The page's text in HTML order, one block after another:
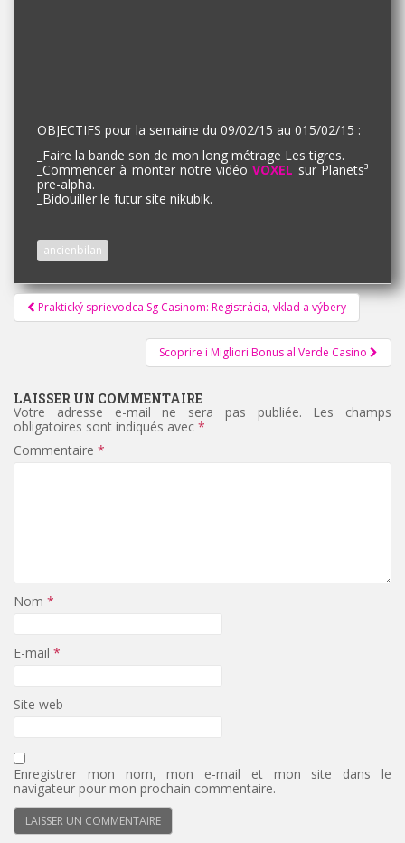
OBJECTIFS pour la semaine du 09/02/15 au 015/02/15 :
Faire la bande son de mon long métrage Les tigres.
Commencer à monter notre vidéoVOXEL sur Planets³
pre-alpha.
_ Bidouiller le futur site nikubik.
ancienbilan
Pagination
d'article
Praktický sprievodca Sg Casinom: Registrácia, vklad a výbery
Scoprire i Migliori Bonus al Verde Casino
LAISSER UN COMMENTAIRE
Votre adresse e-mail ne sera pas publiée.
Les champs
obligatoires sont indiqués avec *
Commentaire *
Nom *
E-mail *
Site web
Enregistrer mon nom, mon e-mail et mon site dans le
navigateur pour mon prochain commentaire.